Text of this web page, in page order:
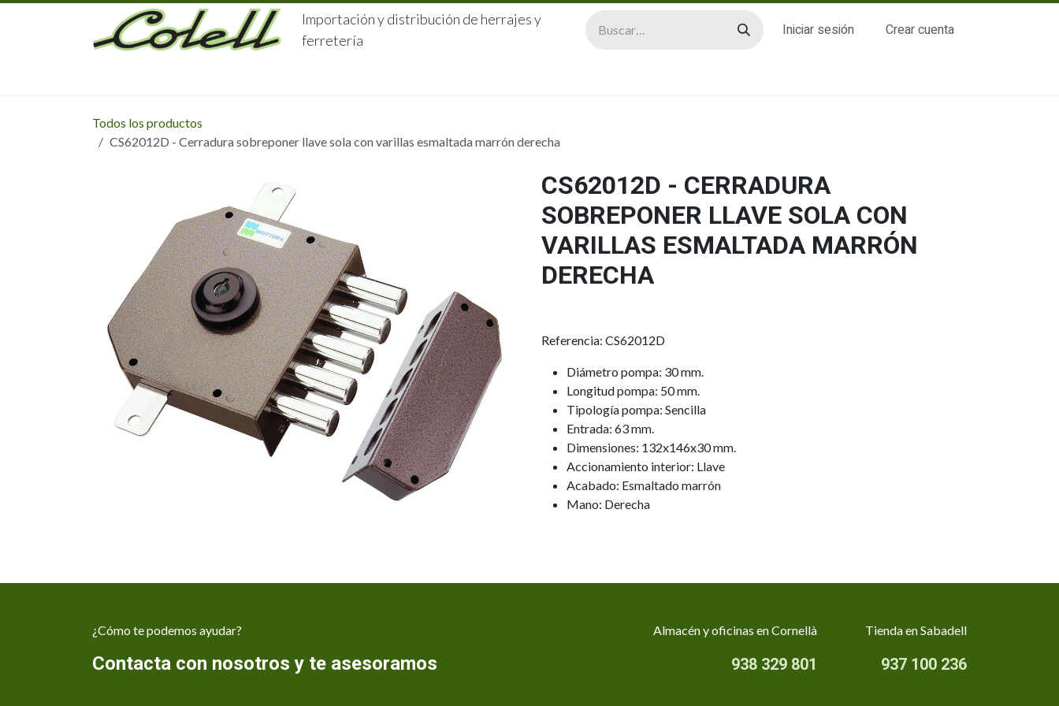
Ir al contenido
Importación y distribución de herrajes y
ferretería
Iniciar sesión Crear cuenta
Todos los productos
CS62012D - Cerradura sobreponer llave sola con varillas esmaltada marrón derecha
CS62012D - CERRADURA
SOBREPONER LLAVE SOLA CON
VARILLAS ESMALTADA MARRÓN
DERECHA
Referencia: CS62012D
Diámetro pompa: 30 mm.
Longitud pompa: 50 mm.
Tipología pompa: Sencilla
Entrada: 63 mm.
Dimensiones: 132x146x30 mm.
Accionamiento interior: Llave
Acabado: Esmaltado marrón
Mano: Derecha
¿Cómo te podemos ayudar?
Contacta con nosotros y te asesoramos
Almacén y oficinas en Cornellà
938 329 801
Tienda en Sabadell
937 100 236